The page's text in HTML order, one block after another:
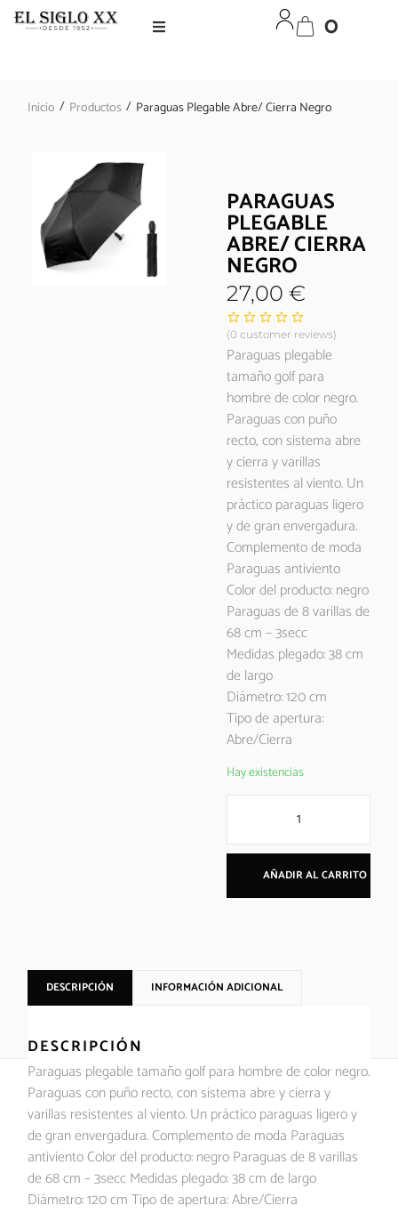
0
Inicio / Productos / Paraguas Plegable Abre/ Cierra Negro
PARAGUAS
PLEGABLE
ABRE/ CIERRA
NEGRO
27,00€
(0 customer reviews)
Paraguas plegable
tamaño golf para
hombre de color negro.
Paraguas con puño
recto, con sistema abre
y cierra y varillas
resistentes al viento. Un
práctico paraguas ligero
y de gran envergadura.
Complemento de moda
Paraguas antiviento
Color del producto: negro
Paraguas de 8 varillas de
68 cm – 3secc
Medidas plegado: 38 cm
de largo
Diámetro: 120 cm
Tipo de apertura:
Abre/Cierra
Hay existencias
AÑADIR AL CARRITO
DESCRIPCIÓN INFORMACIÓN ADICIONAL
DESCRIPCIÓN
Paraguas plegable tamaño golf para hombre de color negro.
Paraguas con puño recto, con sistema abre y cierra y
varillas resistentes al viento. Un práctico paraguas ligero y
de gran envergadura. Complemento de moda Paraguas
antiviento Color del producto: negro Paraguas de 8 varillas
de 68 cm – 3secc Medidas plegado: 38 cm de largo
Diámetro: 120 cm Tipo de apertura: Abre/Cierra